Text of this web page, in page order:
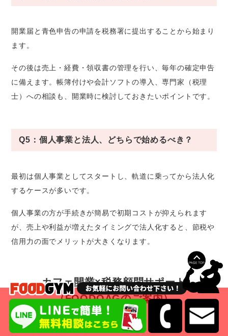
開業届と青色申告の申請を税務署に提出することから始まり
ます。
その後は売上・経費・領収書の管理を行い、毎年の確定申告
に備えます。帳簿付けや会計ソフトの導入、専門家（税理
士）への相談も、開業時に検討しておきたいポイントです。
Q5：個人事業と法人、どちらで始めるべき？
最初は個人事業としてスタートし、軌道に乗ってから法人化
するケースが多いです。
個人事業の方が手続きが簡易で初期コストが抑えられます
が、売上や利益が増えたタイミングで法人化すると、節税や
信用力の面でメリットが大きくなります。
カフェ開業×税務顧問サポート
（FOODOAGのご案内）